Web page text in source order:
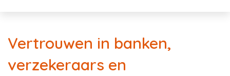
Vertrouwen in banken,
verzekeraars en